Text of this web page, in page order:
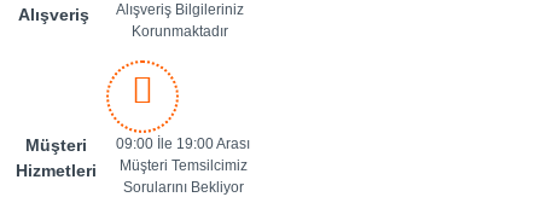
Alışveriş
Alışveriş Bilgileriniz
Korunmaktadır
Müşteri
Hizmetleri
09:00 İle 19:00 Arası
Müşteri Temsilcimiz
Sorularını Bekliyor